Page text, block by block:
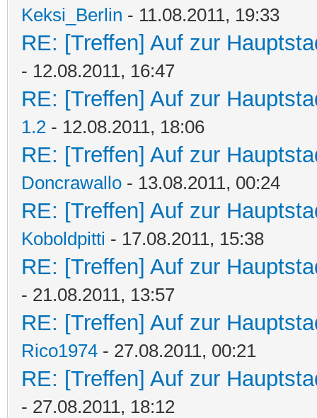
Keksi_Berlin - 11.08.2011, 19:33
RE: [Treffen] Auf zur
- 12.08.2011, 16:47
RE: [Treffen] Auf zur
1.2 - 12.08.2011, 18:06
RE: [Treffen] Auf zur
Doncrawallo - 13.08.2011, 00:24
RE: [Treffen] Auf zur
Koboldpitti - 17.08.2011, 15:38
RE: [Treffen] Auf zur
- 21.08.2011, 13:57
RE: [Treffen] Auf zur
Rico1974 - 27.08.2011, 00:21
RE: [Treffen] Auf zur
- 27.08.2011, 18:12